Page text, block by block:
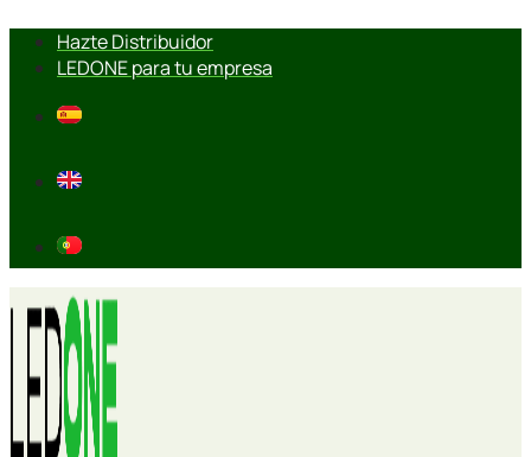
contenido
Hazte Distribuidor
LEDONE para tu empresa